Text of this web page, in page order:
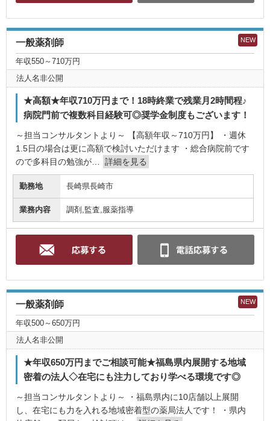
NEW
一般薬剤師
年収550～710万円
法人名非公開
★高額★年収710万円まで！18時終業で残業月2時間程♪
病院門前で複数科目経験可◎奨学金制度もございます！
～担当コンサルタントより～ 【高額年収～710万円】 ・週休
1.5日の場合は更に高額で検討いただけます ・総合病院前です
ので多科目の勉強が…
詳細を見る
勤務地 長崎県長崎市
業務内容 調剤,監査,服薬指導
NEW
一般薬剤師
年収500～650万円
法人名非公開
★年収650万円までご相談可能★福島県内展開する地域
密着の法人◇在宅にも注力しており学べる環境です◎
～担当コンサルタントより～ ・福島県内に10店舗以上展開
し、在宅にも力を入れる地域密着型の薬局法人です！ ・県内